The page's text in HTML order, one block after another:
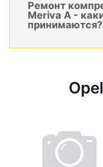
Ремонт
Meriva A -
принимаются?